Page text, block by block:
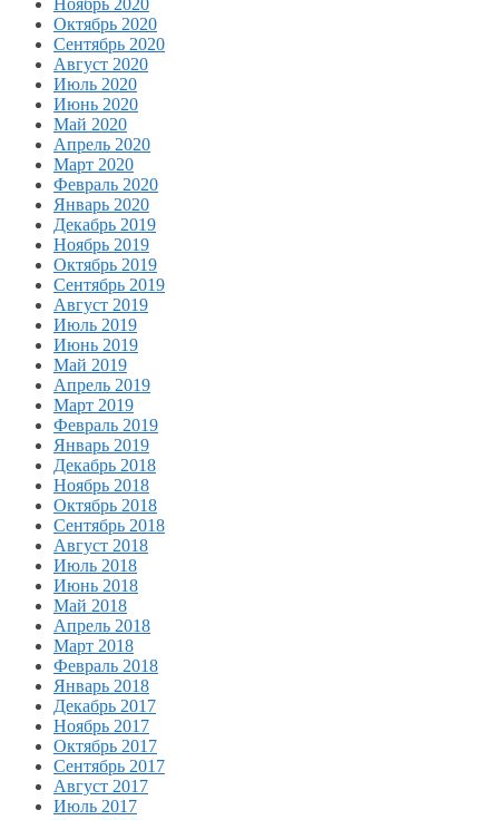
Ноябрь 2020
Октябрь 2020
Сентябрь 2020
Август 2020
Июль 2020
Июнь 2020
Май 2020
Апрель 2020
Март 2020
Февраль 2020
Январь 2020
Декабрь 2019
Ноябрь 2019
Октябрь 2019
Сентябрь 2019
Август 2019
Июль 2019
Июнь 2019
Май 2019
Апрель 2019
Март 2019
Февраль 2019
Январь 2019
Декабрь 2018
Ноябрь 2018
Октябрь 2018
Сентябрь 2018
Август 2018
Июль 2018
Июнь 2018
Май 2018
Апрель 2018
Март 2018
Февраль 2018
Январь 2018
Декабрь 2017
Ноябрь 2017
Октябрь 2017
Сентябрь 2017
Август 2017
Июль 2017